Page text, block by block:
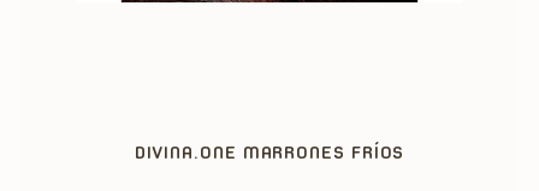
DIVINA.ONE MARRONES FRÍOS